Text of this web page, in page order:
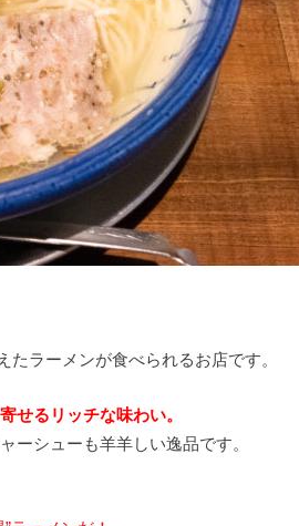
ラーメンが食べられるお店です。
せるリッチな味わい。
ーシューも羊羊しい逸品です。